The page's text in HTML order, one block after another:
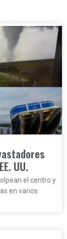
UU.
el centro y
en varios